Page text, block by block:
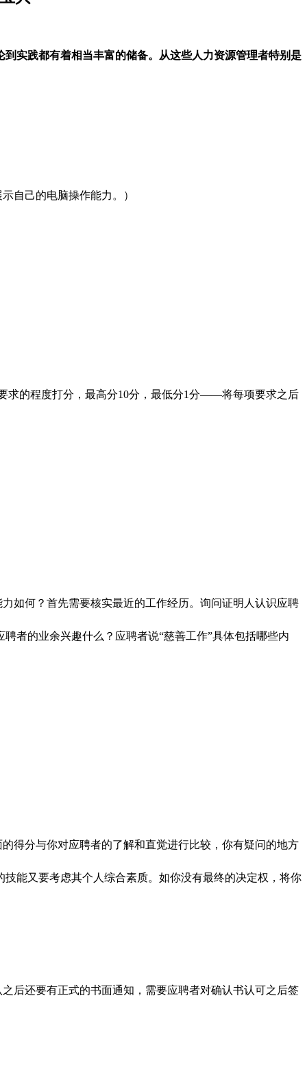
实践都有着相当丰富的储备。从这些人力资源管理者特别是
自己的电脑操作能力。）
的程度打分，最高分10分，最低分1分——将每项要求之后
如何？首先需要核实最近的工作经历。询问证明人认识应聘
者的业余兴趣什么？应聘者说“慈善工作”具体包括哪些内
得分与你对应聘者的了解和直觉进行比较，你有疑问的地方
能又要考虑其个人综合素质。如你没有最终的决定权，将你
后还要有正式的书面通知，需要应聘者对确认书认可之后签